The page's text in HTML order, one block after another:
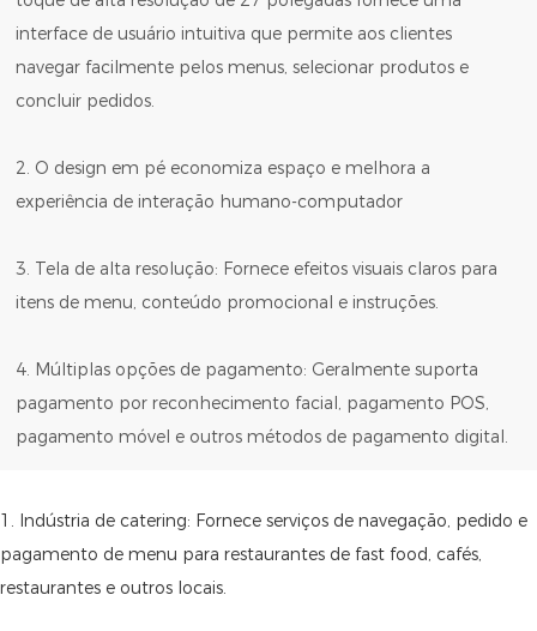
interface de usuário intuitiva que permite aos clientes
navegar facilmente pelos menus, selecionar produtos e
concluir pedidos.
2. O design em pé economiza espaço e melhora a
experiência de interação humano-computador
3. Tela de alta resolução: Fornece efeitos visuais claros para
itens de menu, conteúdo promocional e instruções.
4. Múltiplas opções de pagamento: Geralmente suporta
pagamento por reconhecimento facial, pagamento POS,
pagamento móvel e outros métodos de pagamento digital.
1. Indústria de catering: Fornece serviços de navegação, pedido e
pagamento de menu para restaurantes de fast food, cafés,
restaurantes e outros locais.